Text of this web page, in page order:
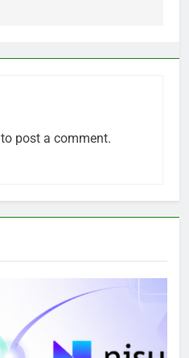
to post a comment.